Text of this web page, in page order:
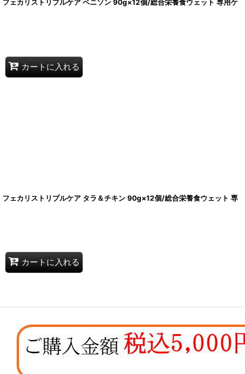
ェカリストリプルケア ベニソン 90g×12個/総合栄養食ウェット 専用ケ
カートに入れる
ェカリストリプルケア タラ＆チキン 90g×12個/総合栄養食ウェット 専
カートに入れる